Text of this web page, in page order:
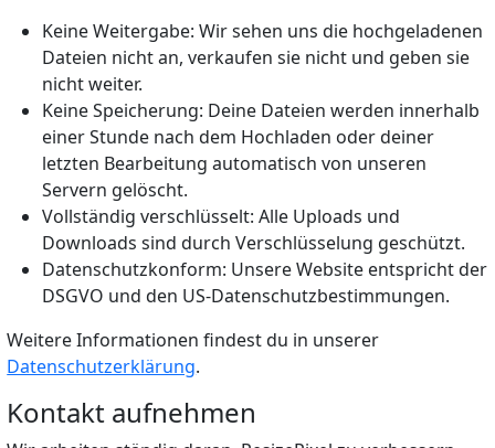
Keine Weitergabe: Wir sehen uns die hochgeladenen
Dateien nicht an, verkaufen sie nicht und geben sie
nicht weiter.
Keine Speicherung: Deine Dateien werden innerhalb
einer Stunde nach dem Hochladen oder deiner
letzten Bearbeitung automatisch von unseren
Servern gelöscht.
Vollständig verschlüsselt: Alle Uploads und
Downloads sind durch Verschlüsselung geschützt.
Datenschutzkonform: Unsere Website entspricht der
DSGVO und den US-Datenschutzbestimmungen.
Weitere Informationen findest du in unserer
Datenschutzerklärung.
Kontakt aufnehmen